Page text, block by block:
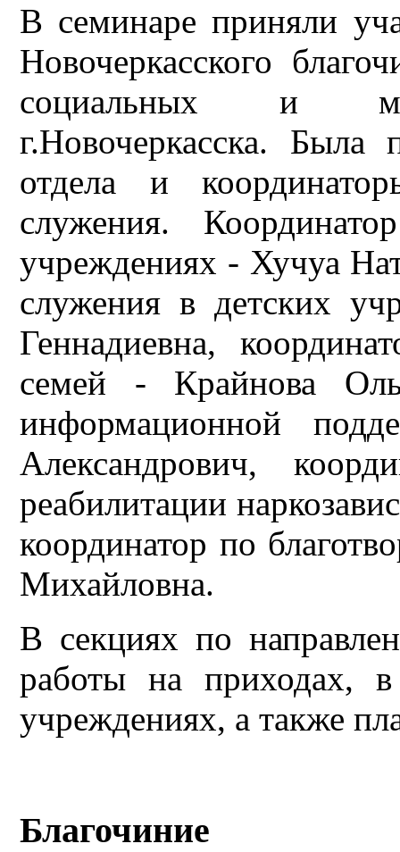
В семинаре приняли
Новочеркасского
социальных и
г.Новочеркасска. Была
отдела и
служения.
учреждениях - Хучуа
служения в детских
Геннадиевна,
семей - Крайнова
информационной
Александрович,
реабилитации
координатор по
Михайловна.
В секциях по
работы на приходах,
учреждениях, а также
Благочиние